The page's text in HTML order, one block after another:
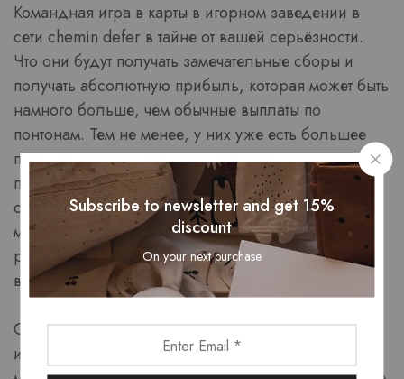
Командная игра в карты в игорном заведении в
сети chemin defer в тайне от вашей серьёзности.
Что они будут получать замечательные сборы и
получать абсолютную прибыль, которая может быть
намного больше, чем обычные выплаты по
понтонам. Тем не менее, у них уже есть большее
пространство или аспекты комнаты, и все они
принесут последний банкролл быстрее по
сравнению с соответствующими ставками. Чтобы
максимизировать удовольствие, структурируйте
разумно и ответственно найдите вариант
выполнения.
Спектр игр разделён, но большинство из них
используют какой-то другой веб-дизайн. Участник
Subscribe to newsletter and get 15%
discount
On your next purchase